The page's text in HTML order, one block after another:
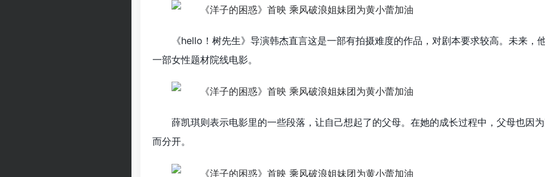
《hello！树先生》导演韩杰直言这是一部有拍摄难度的作品，对剧本要求较高。未来，
一部女性题材院线电影。
薛凯琪则表示电影里的一些段落，让自己想起了的父母。在她的成长过程中，父母也因
而分开。